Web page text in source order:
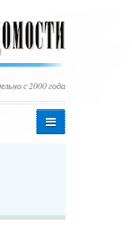
с 2000 года